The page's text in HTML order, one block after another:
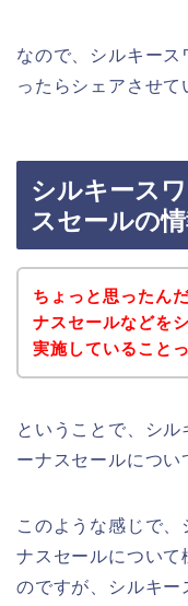
なので、シルキー
ったらシェアさせて
シルキース
スセールの情
ちょっと思ったん
ナスセールなどを
実施していること
ということで、シ
ーナスセールについ
このような感じで
ナスセールについて
のですが、シルキー